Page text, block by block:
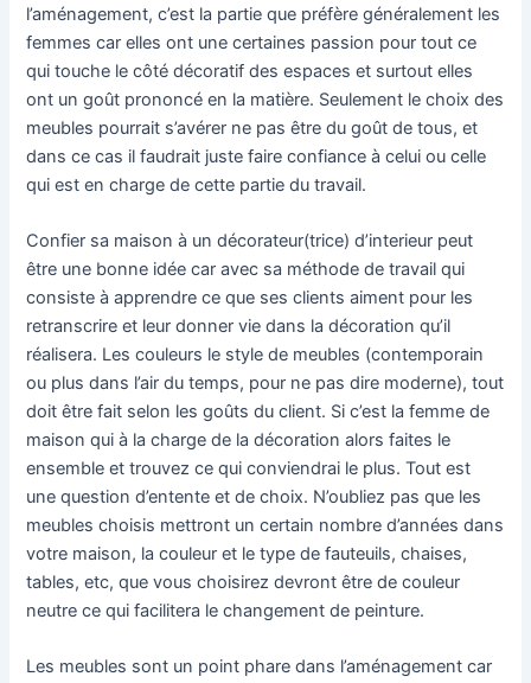
l’aménagement, c’est la partie que préfère généralement les
femmes car elles ont une certaines passion pour tout ce
qui touche le côté décoratif des espaces et surtout elles
ont un goût prononcé en la matière. Seulement le choix des
meubles pourrait s’avérer ne pas être du goût de tous, et
dans ce cas il faudrait juste faire confiance à celui ou celle
qui est en charge de cette partie du travail.
Confier sa maison à un décorateur(trice) d’interieur peut
être une bonne idée car avec sa méthode de travail qui
consiste à apprendre ce que ses clients aiment pour les
retranscrire et leur donner vie dans la décoration qu’il
réalisera. Les couleurs le style de meubles (contemporain
ou plus dans l’air du temps, pour ne pas dire moderne), tout
doit être fait selon les goûts du client. Si c’est la femme de
maison qui à la charge de la décoration alors faites le
ensemble et trouvez ce qui conviendrai le plus. Tout est
une question d’entente et de choix. N’oubliez pas que les
meubles choisis mettront un certain nombre d’années dans
votre maison, la couleur et le type de fauteuils, chaises,
tables, etc, que vous choisirez devront être de couleur
neutre ce qui facilitera le changement de peinture.
Les meubles sont un point phare dans l’aménagement car